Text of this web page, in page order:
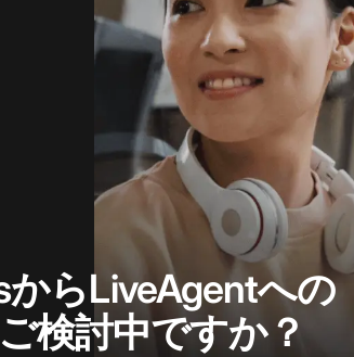
からLiveAgentへの
検討中ですか？